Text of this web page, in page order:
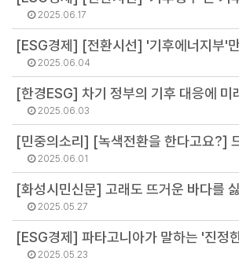
2025.06.17
2025.06.04
2025.06.03
2025.06.01
2025.05.27
2025.05.23